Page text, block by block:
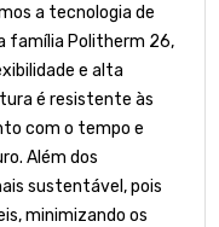
a tecnologia de
família Politherm 26,
e alta
é resistente às
com o tempo e
Além dos
sustentável, pois
minimizando os